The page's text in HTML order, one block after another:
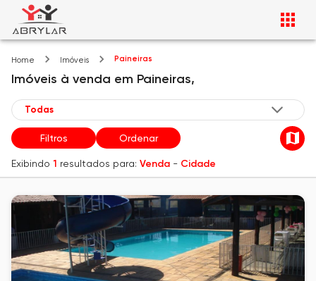
Home Imóveis Paineiras
Imóveis à venda em Paineiras,
Filtros Ordenar
Exibindo 1 resultados para: Venda - Cidade